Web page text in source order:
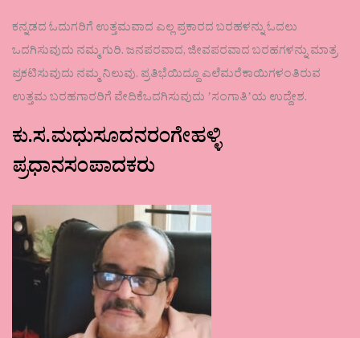
ಕನ್ನಡದ ಓದುಗರಿಗೆ ಉತ್ತಮವಾದ ಎಲ್ಲ ಪ್ರಕಾರದ ಬರಹಳನ್ನು ಓದಲು
ಒದಗಿಸುವುದು ನಮ್ಮ ಗುರಿ. ಜನಪರವಾದ, ಜೀವಪರವಾದ ಬರಹಗಳನ್ನು ಮಾತ್ರ
ಪ್ರಕಟಿಸುವುದು ನಮ್ಮ ನಿಲುವು. ಪ್ರತಿಭೆಯಿದ್ದೂ ಎಲೆಮರೆಕಾಯಿಗಳಂತಿರುವ
ಉತ್ತಮ ಬರಹಗಾರರಿಗೆ ವೇದಿಕೆಒದಗಿಸುವುದು ʼಸಂಗಾತಿʼಯ ಉದ್ದೇಶ.
ಕು.ಸ.ಮಧುಸೂದನರಂಗೇಹಳ್ಳಿ
ಪ್ರಧಾನಸಂಪಾದಕರು